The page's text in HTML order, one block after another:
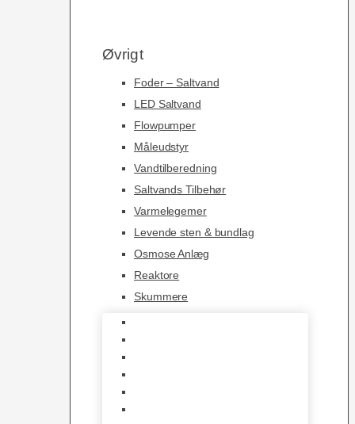
Øvrigt
Foder – Saltvand
LED Saltvand
Flowpumper
Måleudstyr
Vandtilberedning
Saltvands Tilbehør
Varmelegemer
Levende sten & bundlag
Osmose Anlæg
Reaktore
Skummere